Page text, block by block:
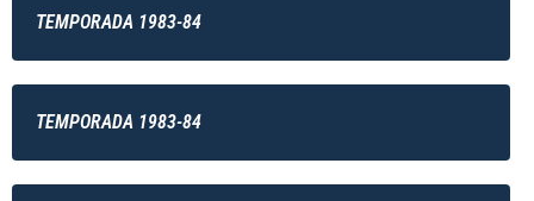
TEMPORADA 1983-84
TEMPORADA 1983-84